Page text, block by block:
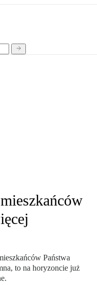
Państwa
to na horyzoncie już